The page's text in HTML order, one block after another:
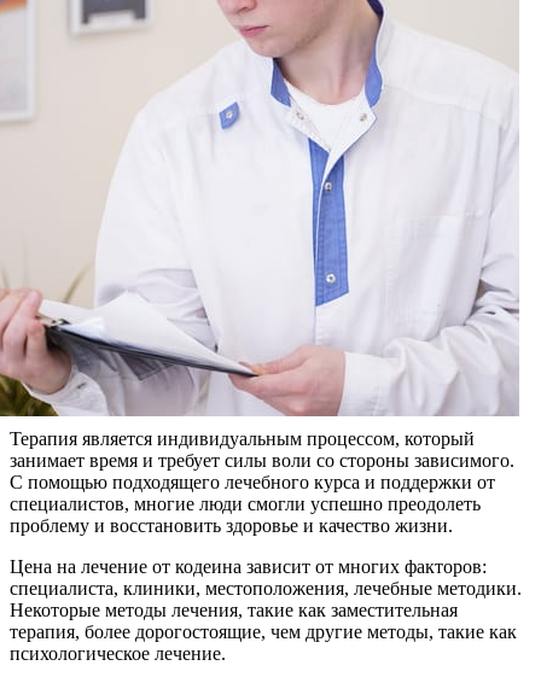
Терапия является индивидуальным процессом, который
занимает время и требует силы воли со стороны зависимого.
С помощью подходящего лечебного курса и поддержки от
специалистов, многие люди смогли успешно преодолеть
проблему и восстановить здоровье и качество жизни.
Цена на лечение от кодеина зависит от многих факторов:
специалиста, клиники, местоположения, лечебные методики.
Некоторые методы лечения, такие как заместительная
терапия, более дорогостоящие, чем другие методы, такие как
психологическое лечение.